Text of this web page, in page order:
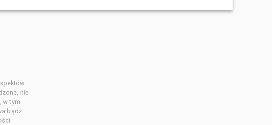
nie
w tym
bądź